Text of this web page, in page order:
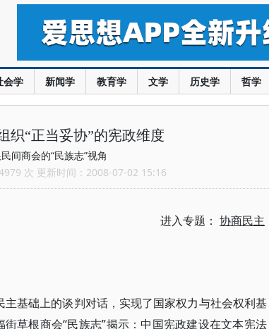
会学 新闻学 教育学 文学 历史学 哲学
织“正当妥协”的宪政维度
商会的“民族志”视角
次 更新时间：2008-07-02 15:16
进入专题： 协商民主
基础上的谈判对话，实现了国家权力与社会权利基
草根商会“民族志”揭示：中国宪政建设在文本宪法